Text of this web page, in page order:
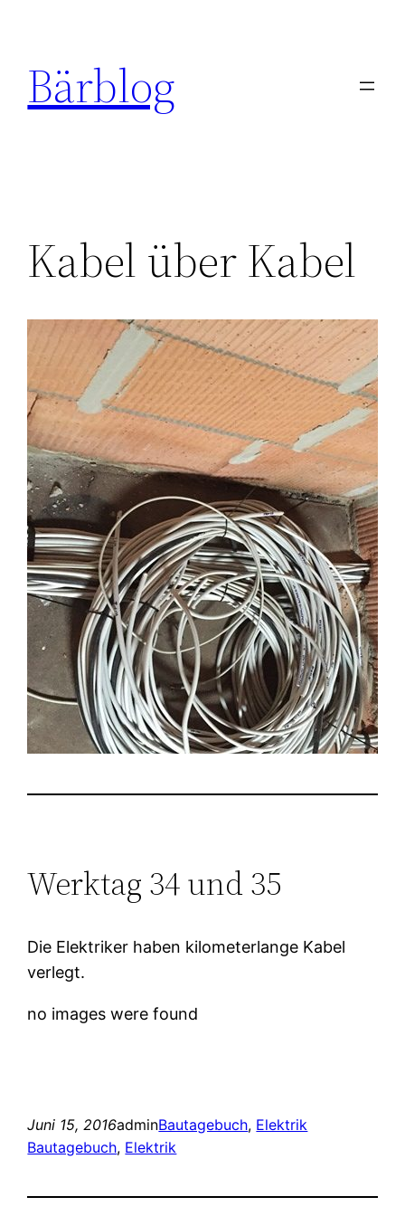
springen
Bärblog
Kabel über Kabel
Werktag 34 und 35
Die Elektriker haben kilometerlange Kabel
verlegt.
no images were found
Juni 15, 2016adminBautagebuch, Elektrik
Bautagebuch, Elektrik